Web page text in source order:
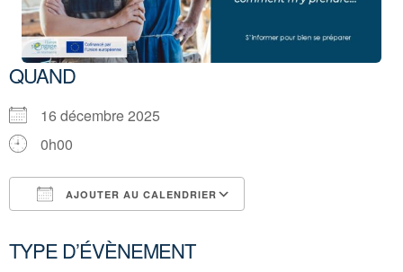
QUAND
16 décembre 2025
0h00
AJOUTER AU CALENDRIER
TYPE D’ÉVÈNEMENT